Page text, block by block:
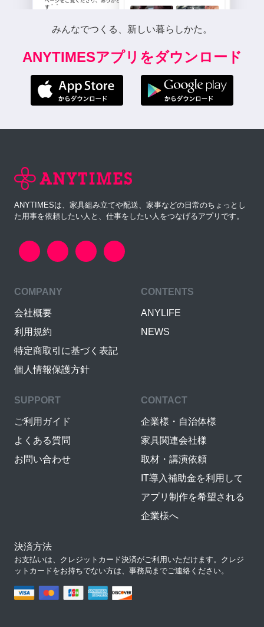
みんなでつくる、新しい暮らしかた。
ANYTIMESアプリをダウンロード
ANYTIMESは、家具組み立てや配送、家事などの日常のちょっとし
た用事を依頼したい人と、仕事をしたい人をつなげるアプリです。
COMPANY
会社概要
利用規約
特定商取引に基づく表記
個人情報保護方針
CONTENTS
ANYLIFE
NEWS
SUPPORT
ご利用ガイド
よくある質問
お問い合わせ
CONTACT
企業様・自治体様
家具関連会社様
取材・講演依頼
IT導入補助金を利用して
アプリ制作を希望される
企業様へ
決済方法
お支払いは、クレジットカード決済がご利用いただけます。クレジ
ットカードをお持ちでない方は、事務局までご連絡ください。